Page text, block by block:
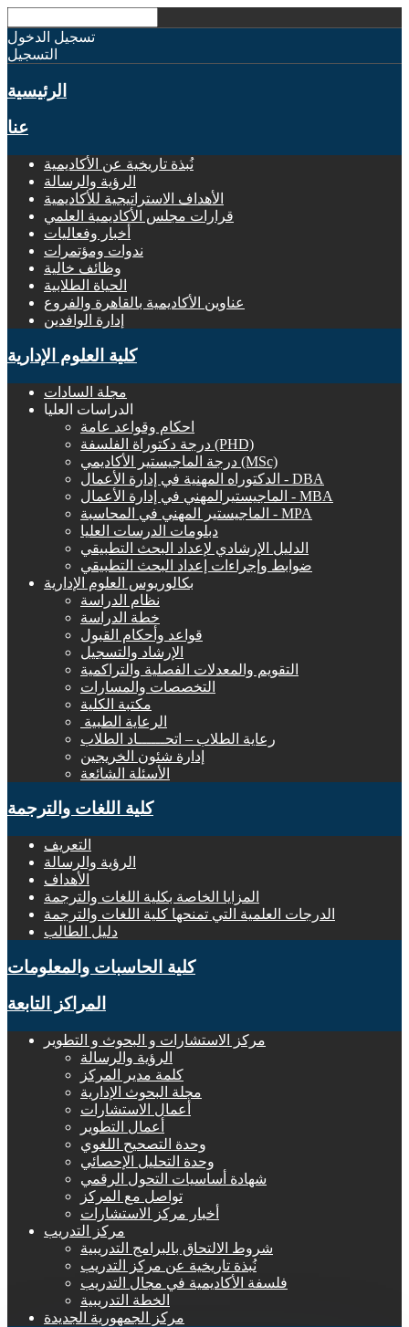
تسجيل الدخول
التسجيل
الرئيسية
عنا
نُبذة تاريخية عن الأكاديمية
الرؤية والرسالة
الأهداف الاستراتيجية للأكاديمية
قرارات مجلس الأكاديمية العلمي
أخبار وفعاليات
ندوات ومؤتمرات
وظائف خالية
الحياة الطلابية
عناوين الأكاديمية بالقاهرة والفروع
إدارة الوافدين
كلية العلوم الإدارية
مجلة السادات
الدراسات العليا
احكام وقواعد عامة
درجة دكتوراة الفلسفة (PHD)
درجة الماجيستير الأكاديمي (MSc)
الدكتوراه المهنية في إدارة الأعمال - DBA
الماجيستيرالمهني في إدارة الأعمال - MBA
الماجيستير المهني في المحاسبة - MPA
دبلومات الدرسات العليا
الدليل الإرشادي لإعداد البحث التطبيقي
ضوابط وإجراءات إعداد البحث التطبيقي
بكالوريوس العلوم الإدارية
نظام الدراسة
خطة الدراسة
قواعد وأحكام القبول
الإرشاد والتسجيل
التقويم والمعدلات الفصلية والتراكمية
التخصصات والمسارات
مكتبة الكلية
الرعاية الطبية ‏
رعاية الطلاب – اتحــــــاد الطلاب
إدارة شئون الخريجين
الأسئلة الشائعة
كلية اللغات والترجمة
التعريف
الرؤية والرسالة
الأهداف
المزايا الخاصة بكلية اللغات والترجمة
الدرجات العلمية التي تمنحها كلية اللغات والترجمة
دليل الطالب
كلية الحاسبات والمعلومات
المراكز التابعة
مركز الاستشارات و البحوث و التطوير
الرؤية والرسالة
كلمة مدير المركز
مجلة البحوث الإدارية
أعمال الاستشارات
أعمال التطوير
وحدة التصحيح اللغوي
وحدة التحليل الإحصائي
شهادة أساسيات التحول الرقمي
تواصل مع المركز
أخبار مركز الاستشارات
مركز التدريب
شروط الالتحاق بالبرامج التدريبية
نُبذة تاريخية عن مركز التدريب
فلسفة الأكاديمية في مجال التدريب
الخطة التدريبية
مركز الجمهورية الجديدة